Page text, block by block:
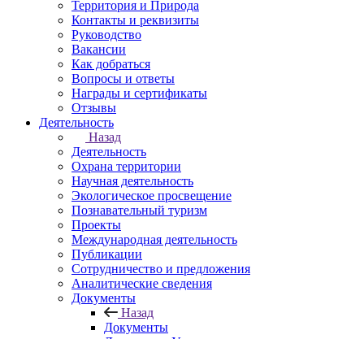
Территория и Природа
Контакты и реквизиты
Руководство
Вакансии
Как добраться
Вопросы и ответы
Награды и сертификаты
Отзывы
Деятельность
Назад
Деятельность
Охрана территории
Научная деятельность
Экологическое просвещение
Познавательный туризм
Проекты
Международная деятельность
Публикации
Сотрудничество и предложения
Аналитические сведения
Документы
Назад
Документы